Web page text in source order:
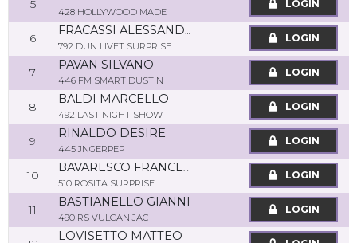
5
428 HOLLYWOOD MADE
LOGIN
6
FRACASSI ALESSANDRO
792 DUN LIVET SURPRISE
LOGIN
7
PAVAN SILVANO
446 FM SMART DUSTIN
LOGIN
8
BALDI MARCELLO
492 LAST NIGHT SHOW
LOGIN
9
RINALDO DESIRE
445 JNGERPEP
LOGIN
10
BAVARESCO FRANCESCO
510 ROSITA SURPRISE
LOGIN
11
BASTIANELLO GIANNI
490 RS VULCAN JAC
LOGIN
LOVISETTO MATTEO